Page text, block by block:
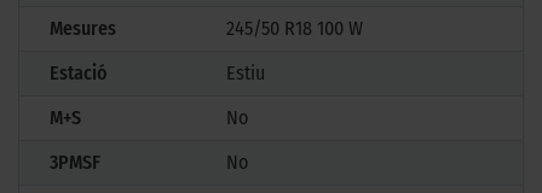
Mesures
245/50 R18 100 W
Estació
Estiu
M+S
No
3PMSF
No